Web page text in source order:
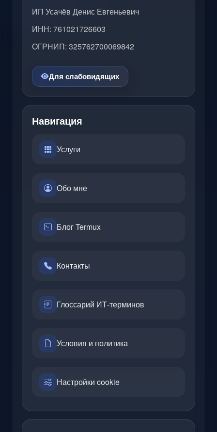
ИП Усачёв Денис Евгеньевич
ИНН: 761021726603
ОГРНИП: 325762700069842
Для слабовидящих
Навигация
Услуги
Обо мне
Блог Termux
Контакты
Глоссарий ИТ-терминов
Условия и политика
Настройки cookie